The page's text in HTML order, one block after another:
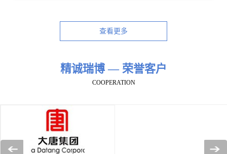
查看更多
精诚瑞博 — 荣誉客户
COOPERATION